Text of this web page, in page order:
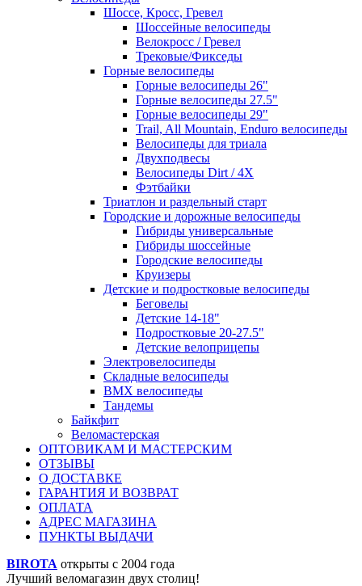
Шоссе, Кросс, Гревел
Шоссейные велосипеды
Велокросс / Гревел
Трековые/Фикседы
Горные велосипеды
Горные велосипеды 26"
Горные велосипеды 27.5"
Горные велосипеды 29"
Trail, All Mountain, Enduro велосипеды
Велосипеды для триала
Двухподвесы
Велосипеды Dirt / 4X
Фэтбайки
Триатлон и раздельный старт
Городские и дорожные велосипеды
Гибриды универсальные
Гибриды шоссейные
Городские велосипеды
Круизеры
Детские и подростковые велосипеды
Беговелы
Детские 14-18"
Подростковые 20-27.5"
Детские велоприцепы
Электровелосипеды
Складные велосипеды
BMX велосипеды
Тандемы
Байкфит
Веломастерская
ОПТОВИКАМ И МАСТЕРСКИМ
ОТЗЫВЫ
О ДОСТАВКЕ
ГАРАНТИЯ И ВОЗВРАТ
ОПЛАТА
АДРЕС МАГАЗИНА
ПУНКТЫ ВЫДАЧИ
BIROTA открыты с 2004 года
Лучший веломагазин двух столиц!